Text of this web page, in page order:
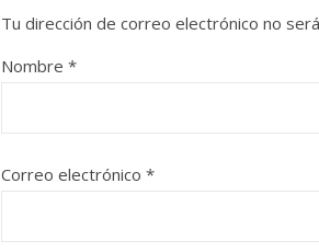
Tu dirección de correo electrónico no
Nombre *
Correo electrónico *